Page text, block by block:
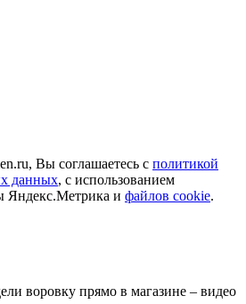
Вы соглашаетесь с политикой
данных, с использованием
Яндекс.Метрика и файлов cookie.
воровку прямо в магазине – видео